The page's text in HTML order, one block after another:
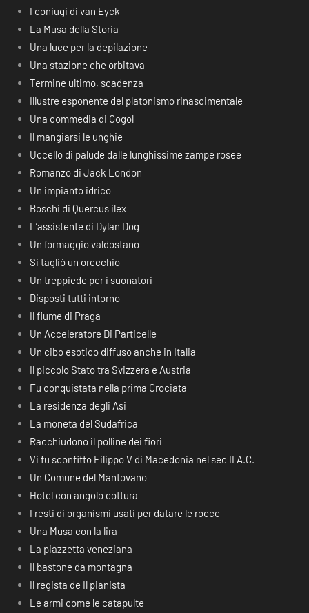
I coniugi di van Eyck
La Musa della Storia
Una luce per la depilazione
Una stazione che orbitava
Termine ultimo, scadenza
Illustre esponente del platonismo rinascimentale
Una commedia di Gogol
Il mangiarsi le unghie
Uccello di palude dalle lunghissime zampe rosee
Romanzo di Jack London
Un impianto idrico
Boschi di Quercus ilex
L’assistente di Dylan Dog
Un formaggio valdostano
Si tagliò un orecchio
Un treppiede per i suonatori
Disposti tutti intorno
Il fiume di Praga
Un Acceleratore Di Particelle
Un cibo esotico diffuso anche in Italia
Il piccolo Stato tra Svizzera e Austria
Fu conquistata nella prima Crociata
La residenza degli Asi
La moneta del Sudafrica
Racchiudono il polline dei fiori
Vi fu sconfitto Filippo V di Macedonia nel sec II A.C.
Un Comune del Mantovano
Hotel con angolo cottura
I resti di organismi usati per datare le rocce
Una Musa con la lira
La piazzetta veneziana
Il bastone da montagna
Il regista de Il pianista
Le armi come le catapulte